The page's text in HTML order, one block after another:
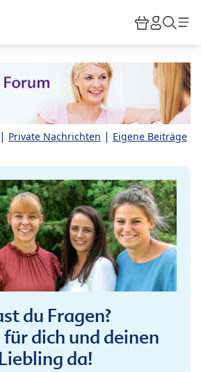
HiPP
| Private Nachrichten | Eigene Beiträge
du Fragen?
dich und deinen
Liebling da!